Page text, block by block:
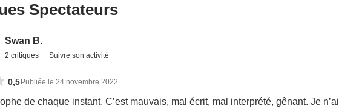
Spectateurs
Swan B.
2 critiques Suivre son activité
0,5 Publiée le 24 novembre 2022
de chaque instant. C’est mauvais, mal écrit, mal interprété, gênant. Je n’ai